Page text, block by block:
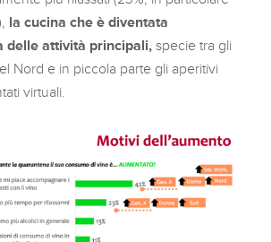
la cucina che è diventata
delle attività principali, specie tra gli
Nord e in piccola parte gli aperitivi
virtuali.